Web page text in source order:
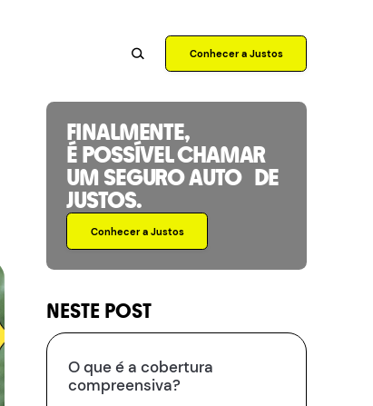
Conhecer a Justos
FINALMENTE,
É POSSÍVEL CHAMAR
UM SEGURO AUTO DE
JUSTOS.
Conhecer a Justos
NESTE POST
O que é a cobertura
compreensiva?